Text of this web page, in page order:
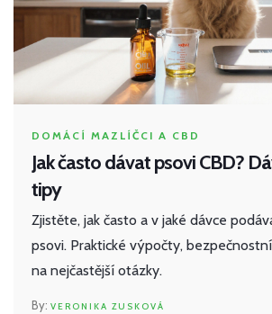
DOMÁCÍ MAZLÍČCI A CBD
Jak často dávat psovi CBD?
tipy
Zjistěte, jak často a v jaké dávce
psovi. Praktické výpočty,
na nejčastější otázky.
VERONIKA ZUSKOVÁ